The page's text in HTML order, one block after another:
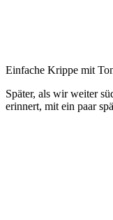
Einfache Krippe mit
Später, als wir weiter
erinnert, mit ein paar